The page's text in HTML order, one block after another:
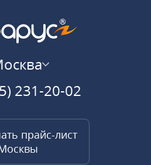
231-20-02
прайс-лист